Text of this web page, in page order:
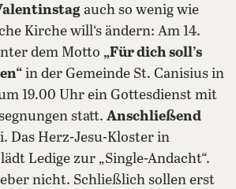
auch so wenig wie
Kirche will‘s ändern: Am 14.
dem Motto „Für dich soll’s
in der Gemeinde St. Canisius in
19.00 Uhr ein Gottesdienst mit
statt. Anschließend
Das Herz-Jesu-Kloster in
Ledige zur „Single-Andacht“.
nicht. Schließlich sollen erst